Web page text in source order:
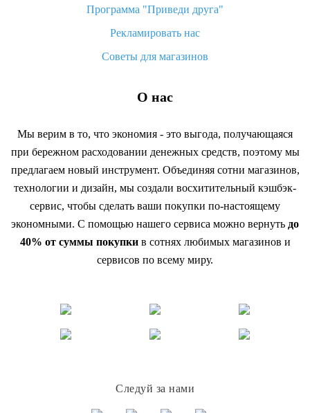
Программа "Приведи друга"
Рекламировать нас
Советы для магазинов
О нас
Мы верим в то, что экономия - это выгода, получающаяся
при бережном расходовании денежных средств, поэтому мы
предлагаем новый инструмент. Объединяя сотни магазинов,
технологии и дизайн, мы создали восхитительный кэшбэк-
сервис, чтобы сделать ваши покупки по-настоящему
экономными. С помощью нашего сервиса можно вернуть до
40% от суммы покупкив сотнях любимых магазинов и
сервисов по всему миру.
Следуй за нами